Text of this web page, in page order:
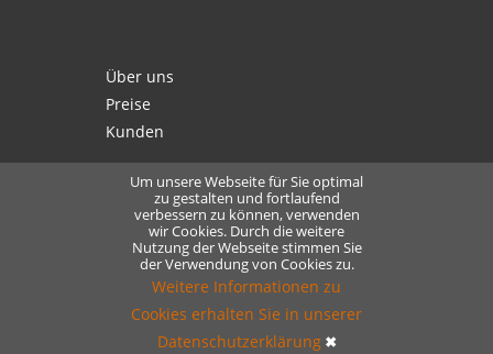
Über uns
Preise
Kunden
Kontakt
Datenschutz
Lizensierung
Um unsere Webseite für Sie optimal
zu gestalten und fortlaufend
verbessern zu können, verwenden
wir Cookies. Durch die weitere
Nutzung der Webseite stimmen Sie
der Verwendung von Cookies zu.
Weitere Informationen zu
Cookies erhalten Sie in unserer
Datenschutzerklärung ✖